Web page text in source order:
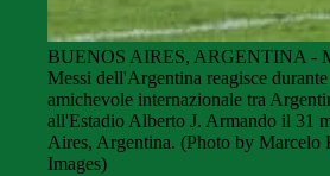
BUENOS AIRES, ARGENTINA -
Messi dell'Argentina reagisce
amichevole internazionale tra
all'Estadio Alberto J. Armando il 31
Aires, Argentina. (Photo by Marcelo
Images)